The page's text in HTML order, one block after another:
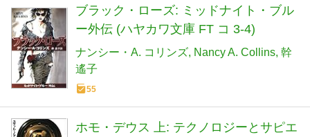
ブラック・ローズ: ミッドナイト・ブル
ー外伝 (ハヤカワ文庫 FT コ 3-4)
ナンシー・A. コリンズ Nancy A. Collins 幹
遙子
55
ホモ・デウス 上: テクノロジーとサピエ